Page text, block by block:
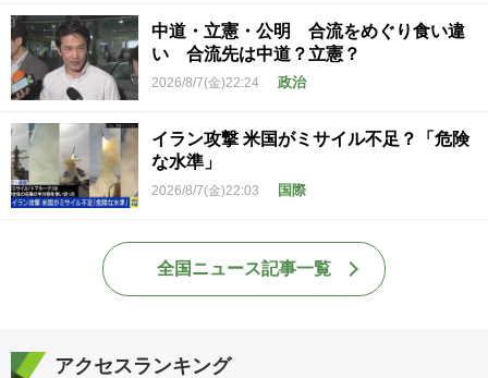
中道・立憲・公明 合流をめぐり食い違
い 合流先は中道？立憲？
2026/8/7(金)22:24 政治
イラン攻撃 米国がミサイル不足？「危険
な水準」
2026/8/7(金)22:03 国際
全国ニュース記事一覧
アクセスランキング